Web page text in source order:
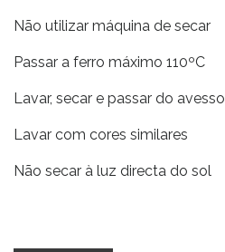
Não utilizar máquina de secar
Passar a ferro máximo 110ºC
Lavar, secar e passar do avesso
Lavar com cores similares
Não secar à luz directa do sol